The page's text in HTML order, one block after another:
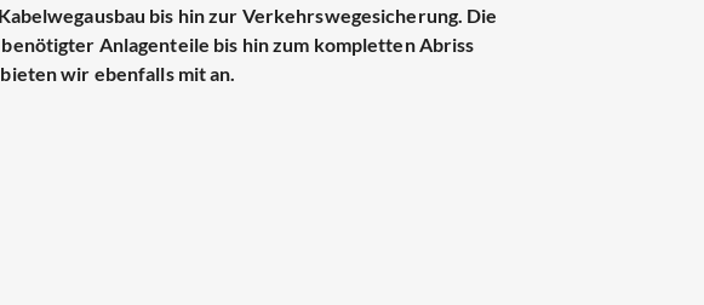
bis hin zur Verkehrswegesicherung. Die
Anlagenteile bis hin zum kompletten Abriss
wir ebenfalls mit an.